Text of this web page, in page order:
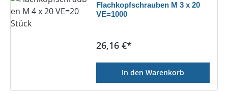
Flachkopfschrauben M 3 x 20
VE=1000
Regulärer Preis:
26,16 €*
In den Warenkorb